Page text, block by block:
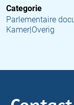
Categorie
Parlementaire
Kamer|Overig